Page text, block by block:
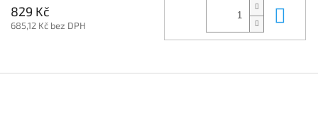
829 Kč
685,12 Kč bez DPH